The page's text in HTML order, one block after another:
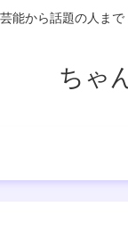
芸能から話題の人ま
ちゃ